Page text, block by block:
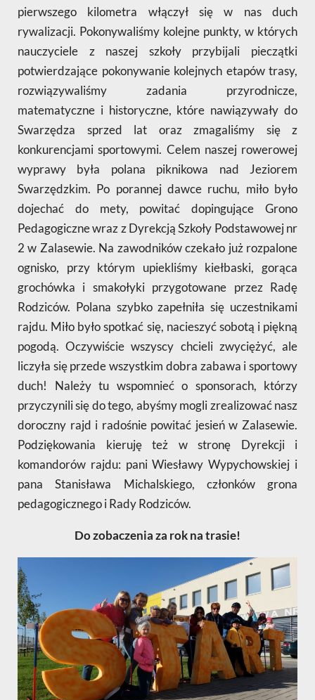
pierwszego kilometra włączył się w nas duch
rywalizacji. Pokonywaliśmy kolejne punkty, w których
nauczyciele z naszej szkoły przybijali pieczątki
potwierdzające pokonywanie kolejnych etapów trasy,
rozwiązywaliśmy zadania przyrodnicze,
matematyczne i historyczne, które nawiązywały do
Swarzędza sprzed lat oraz zmagaliśmy się z
konkurencjami sportowymi. Celem naszej rowerowej
wyprawy była polana piknikowa nad Jeziorem
Swarzędzkim. Po porannej dawce ruchu, miło było
dojechać do mety, powitać dopingujące Grono
Pedagogiczne wraz z Dyrekcją Szkoły Podstawowej nr
2 w Zalasewie. Na zawodników czekało już rozpalone
ognisko, przy którym upiekliśmy kiełbaski, gorąca
grochówka i smakołyki przygotowane przez Radę
Rodziców. Polana szybko zapełniła się uczestnikami
rajdu. Miło było spotkać się, nacieszyć sobotą i piękną
pogodą. Oczywiście wszyscy chcieli zwyciężyć, ale
liczyła się przede wszystkim dobra zabawa i sportowy
duch! Należy tu wspomnieć o sponsorach, którzy
przyczynili się do tego, abyśmy mogli zrealizować nasz
doroczny rajd i radośnie powitać jesień w Zalasewie.
Podziękowania kieruję też w stronę Dyrekcji i
komandorów rajdu: pani Wiesławy Wypychowskiej i
pana Stanisława Michalskiego, członków grona
pedagogicznego i Rady Rodziców.
Do zobaczenia za rok na trasie!